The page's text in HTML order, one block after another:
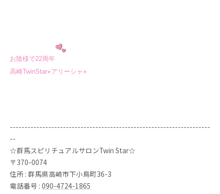
お陰様で22周年
高崎TwinStar⭐︎アリーシャ⭐︎
--------------------------------------------------------------------
--
☆群馬スピリチュアルサロンTwin Star☆
〒370-0074
住所 : 群馬県高崎市下小鳥町36-3
電話番号 : 090-4724-1865